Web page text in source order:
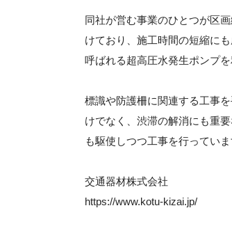
同社が営む事業のひとつが区
けており、施工時間の短縮に
呼ばれる超高圧水発生ポンプ
標識や防護柵に関連する工事
けでなく、渋滞の解消にも重
も駆使しつつ工事を行っていま
交通器材株式会社
https://www.kotu-kizai.jp/